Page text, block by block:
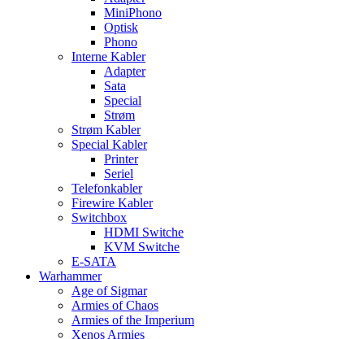
MiniPhono
Optisk
Phono
Interne Kabler
Adapter
Sata
Special
Strøm
Strøm Kabler
Special Kabler
Printer
Seriel
Telefonkabler
Firewire Kabler
Switchbox
HDMI Switche
KVM Switche
E-SATA
Warhammer
Age of Sigmar
Armies of Chaos
Armies of the Imperium
Xenos Armies